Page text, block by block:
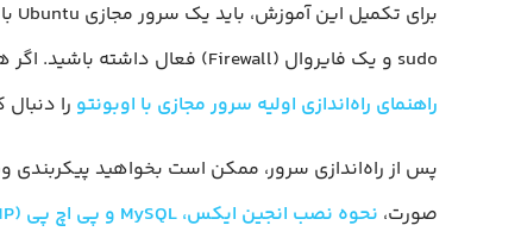
sudo و یک فایروال (Firewall) فعال داشته باشید. اگر هنوز این پیش‌نیازها را آماده نکرده‌اید، می‌توانید
راهنمای راه‌اندازی اولیه سرور مجازی با اوبونتو را دنبال
پس از راه‌اندازی سرور، ممکن است بخواهید پیکربندی
صورت، نحوه نصب انجین ایکس، MySQL و پی اچ پی (LEMP) بر روی سرور مجازی لینوکس